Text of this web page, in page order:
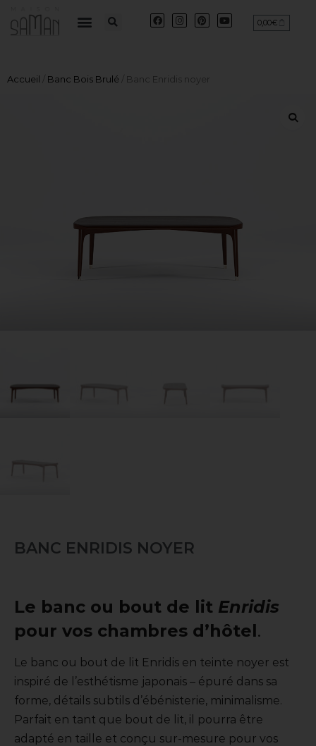
0,00€
Accueil Banc Bois Brulé / Banc Enridis noyer
BANC ENRIDIS NOYER
Le banc ou bout de lit Enridis
pour vos chambres d’hôtel.
Le banc ou bout de lit Enridis en teinte noyer est
inspiré de l’esthétisme japonais – épuré dans sa
forme, détails subtils d’ébénisterie, minimalisme.
Parfait en tant que bout de lit, il pourra être
adapté en taille et conçu sur-mesure pour vos